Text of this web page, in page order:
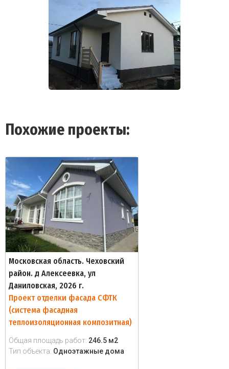
Похожие проекты:
Московская область. Чеховский
район. д Алексеевка, ул
Даниловская, 2026 г.
Проект отделки фасада СФТК
(система фасадная
теплоизоляционная композитная)
Общая площадь работ: 246.5 м2
Тип объекта: Одноэтажные дома